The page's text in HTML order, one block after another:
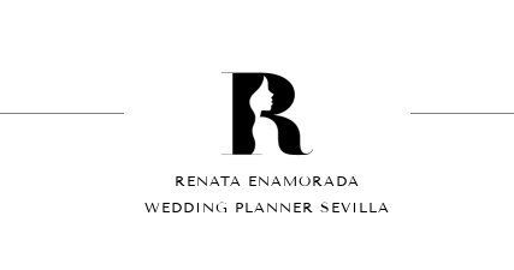
RENATA ENAMORADA
WEDDING PLANNER SEVILLA